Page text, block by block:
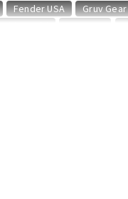
Fender USA Gruv Gear